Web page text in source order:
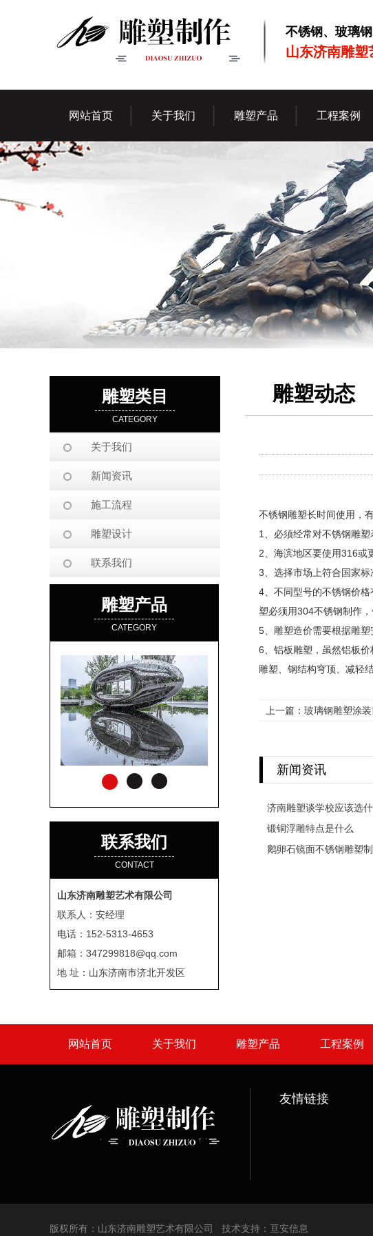
不锈钢、玻璃
山东济南雕塑
网站首页 关于我们 雕塑产品 工程案例
雕塑类目
CATEGORY
关于我们
新闻资讯
施工流程
雕塑设计
联系我们
雕塑产品
CATEGORY
联系我们
CONTACT
山东济南雕塑艺术有限公司
联系人：安经理
电话：152-5313-4653
邮箱：347299818@qq.com
地 址：山东济南市济北开发区
雕塑动态
不锈钢雕塑长时间使用，
1、必须经常对不锈钢雕
2、海滨地区要使用316或
3、选择市场上符合国家
4、不同型号的不锈钢价
塑必须用304不锈钢制作
5、雕塑造价需要根据雕
6、铝板雕塑，虽然铝板
雕塑、钢结构穹顶、减轻
上一篇： 玻璃钢雕塑涂
新闻资讯
济南雕塑谈学校应该选
锻铜浮雕特点是什么
鹅卵石镜面不锈钢雕塑
网站首页 关于我们 雕塑产品 工程案例
友情链接
版权所有：山东济南雕塑艺术有限公司 技术支持： 亘安信息